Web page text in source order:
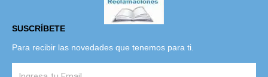
SUSCRÍBETE
Para recibir las novedades que tenemos para ti.